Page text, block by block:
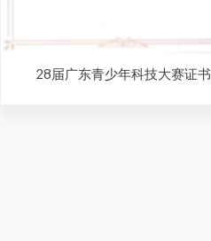
28届广东青少年科技大赛证书